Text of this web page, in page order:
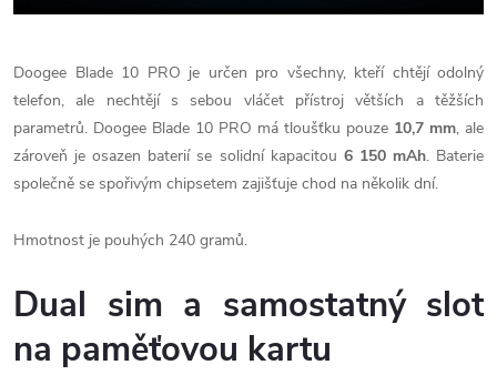
Doogee Blade 10 PRO je určen pro všechny, kteří chtějí odolný
telefon, ale nechtějí s sebou vláčet přístroj větších a těžších
parametrů. Doogee Blade 10 PRO má tloušťku pouze 10,7 mm, ale
zároveň je osazen baterií se solidní kapacitou 6 150 mAh. Baterie
společně se spořivým chipsetem zajišťuje chod na několik dní.
Hmotnost je pouhých 240 gramů.
Dual sim a samostatný slot
na paměťovou kartu